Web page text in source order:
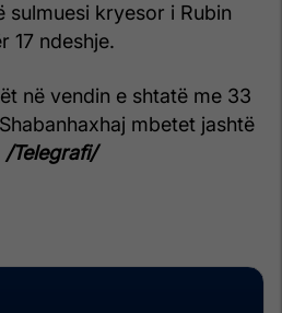
sulmuesi kryesor i Rubin
17 ndeshje.
në vendin e shtatë me 33
mbetet jashtë
/Telegrafi/